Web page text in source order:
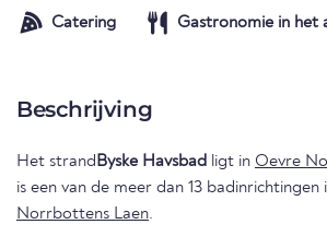
Catering Gastronomie in het
Beschrijving
Het strandByske Havsbad ligt in Oevre
is een van de meer dan 13
Norrbottens Laen.